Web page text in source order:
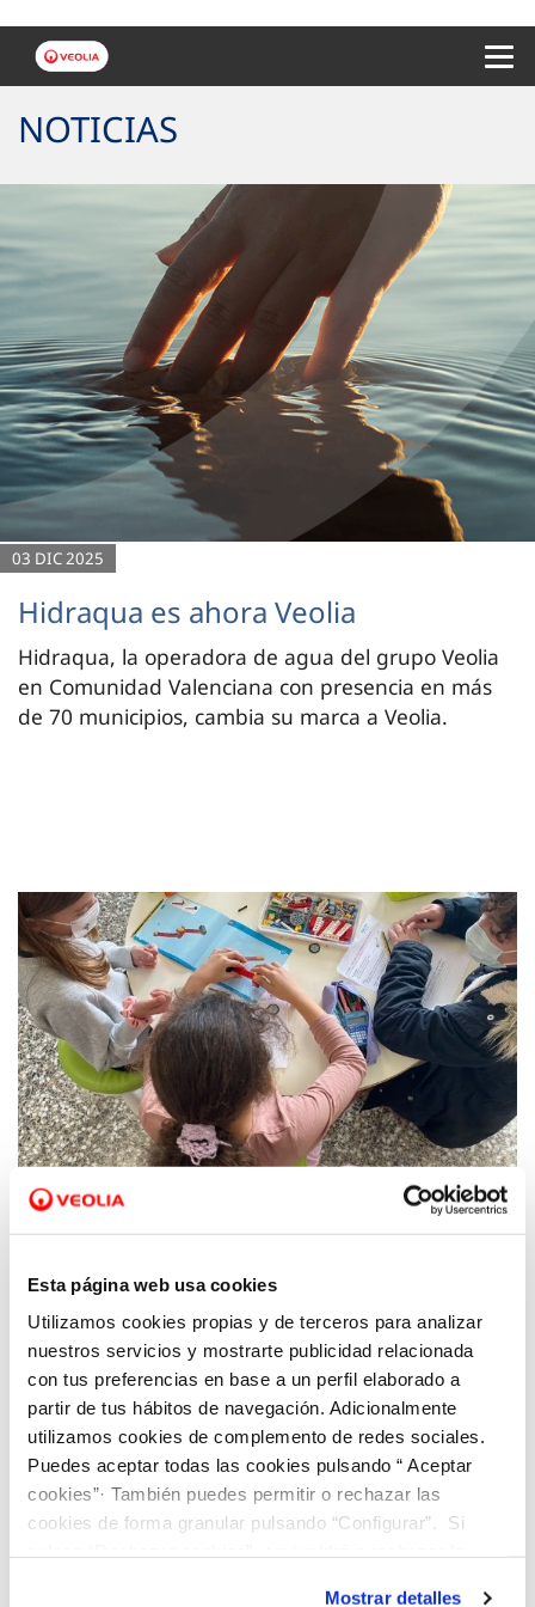
Esta página web usa cookies
Utilizamos cookies propias y de terceros para analizar
nuestros servicios y mostrarte publicidad relacionada
con tus preferencias en base a un perfil elaborado a
partir de tus hábitos de navegación. Adicionalmente
utilizamos cookies de complemento de redes sociales.
Puedes aceptar todas las cookies pulsando “ Aceptar
cookies”· También puedes permitir o rechazar las
cookies de forma granular pulsando “Configurar”. Si
Mostrar detalles
NOTICIAS
03 DIC 2025
Hidraqua es ahora Veolia
Hidraqua, la operadora de agua del grupo Veolia
en Comunidad Valenciana con presencia en más
de 70 municipios, cambia su marca a Veolia.
07 ENE 2022
mentorización a fin de fomentar la
incorporación de mujeres en puestos
directivos